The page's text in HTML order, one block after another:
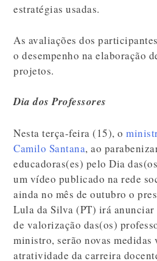
estratégias usadas.
As avaliações dos
o desempenho na elaboração
projetos.
Dia dos Professores
Nesta terça-feira (15), o
Camilo Santana, ao
educadoras(es) pelo Dia
um vídeo publicado na rede
ainda no mês de outubro o
Lula da Silva (PT) irá
de valorização das(os)
ministro, serão novas medidas
atratividade da carreira